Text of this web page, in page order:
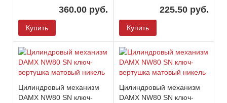
360.00 руб.
Купить
225.50 руб.
Купить
Цилиндровый механизм
DAMX NW80 SN ключ-
Цилиндровый механизм
DAMX NW80 SN ключ-